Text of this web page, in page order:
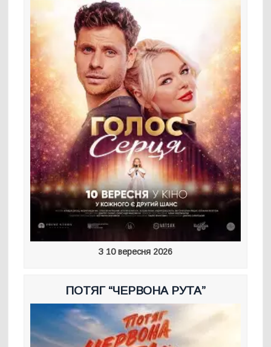
З 10 вересня 2026
ПОТЯГ “ЧЕРВОНА РУТА”